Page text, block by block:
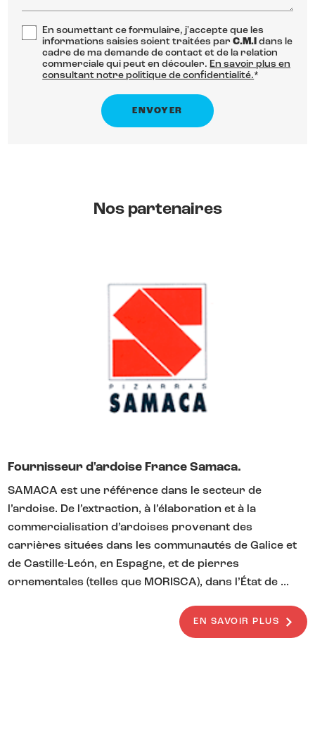
En soumettant ce formulaire, j'accepte que les
informations saisies soient traitées parC.M.I dans le
cadre de ma demande de contact et de la relation
commerciale qui peut en découler. En savoir plus en
consultant notre politique de confidentialité.*
Nos partenaires
Fournisseur d'ardoise France Samaca.
SAMACA est une référence dans le secteur de
l’ardoise. De l’extraction, à l’élaboration et à la
commercialisation d’ardoises provenant des
carrières situées dans les communautés de Galice et
de Castille-León, en Espagne, et de pierres
ornementales (telles que MORISCA), dans l’État de ...
EN SAVOIR PLUS